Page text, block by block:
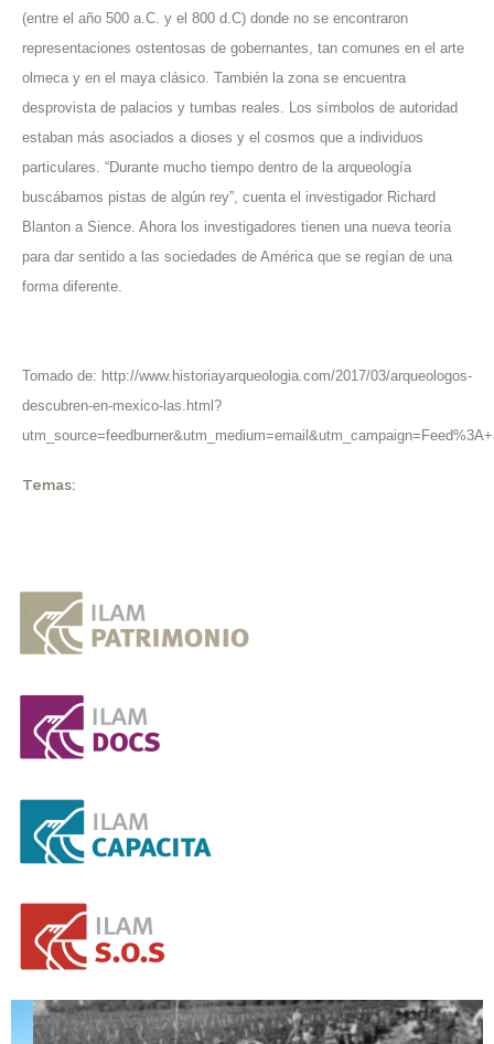
(entre el año 500 a.C. y el 800 d.C) donde no se encontraron
representaciones ostentosas de gobernantes, tan comunes en el arte
olmeca y en el maya clásico. También la zona se encuentra
desprovista de palacios y tumbas reales. Los símbolos de autoridad
estaban más asociados a dioses y el cosmos que a individuos
particulares. “Durante mucho tiempo dentro de la arqueología
buscábamos pistas de algún rey”, cuenta el investigador Richard
Blanton a Sience. Ahora los investigadores tienen una nueva teoría
para dar sentido a las sociedades de América que se regían de una
forma diferente.
Tomado de: http://www.historiayarqueologia.com/2017/03/arqueologos-
descubren-en-mexico-las.html?
Temas: